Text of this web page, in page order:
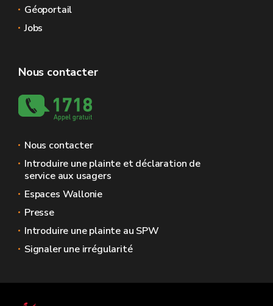
Géoportail
Jobs
Nous contacter
Nous contacter
Introduire une plainte et déclaration de
service aux usagers
Espaces Wallonie
Presse
Introduire une plainte au SPW
Signaler une irrégularité